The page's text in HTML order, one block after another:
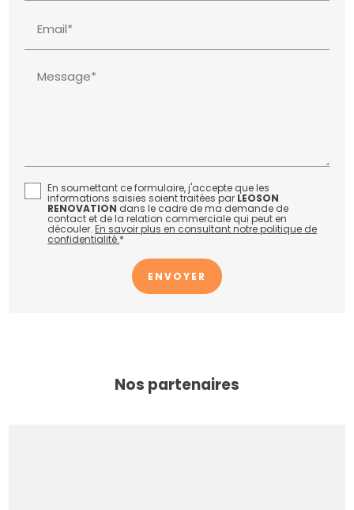
Email*
Message*
En soumettant ce formulaire, j'accepte que les
informations saisies soient traitées par LEOSON
RENOVATION dans le cadre de ma demande de
contact et de la relation commerciale qui peut en
découler.En savoir plus en consultant notre politique de
confidentialité.*
Nos partenaires